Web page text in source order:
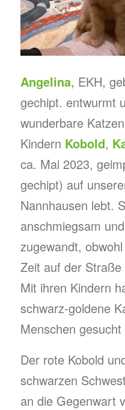
Angelina, EKH,
gechipt. entwurmt
wunderbare
Kindern Kobold,
ca. Mai 2023,
gechipt) auf
Nannhausen lebt.
anschmiegsam
zugewandt,
Zeit auf der
Mit ihren Kindern
schwarz-goldene
Menschen
Der rote Kobold
schwarzen
an die Gegenwart